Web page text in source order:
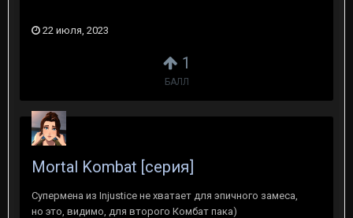
1
БАЛЛ
22 июля, 2023
Mortal Kombat [серия]
Супермена из Injustice не хватает для эпичного замеса,
но это, видимо, для второго Комбат пака)